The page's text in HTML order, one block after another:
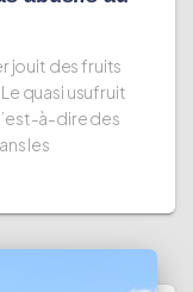
jouit des fruits
quasi usufruit
à-dire des
les